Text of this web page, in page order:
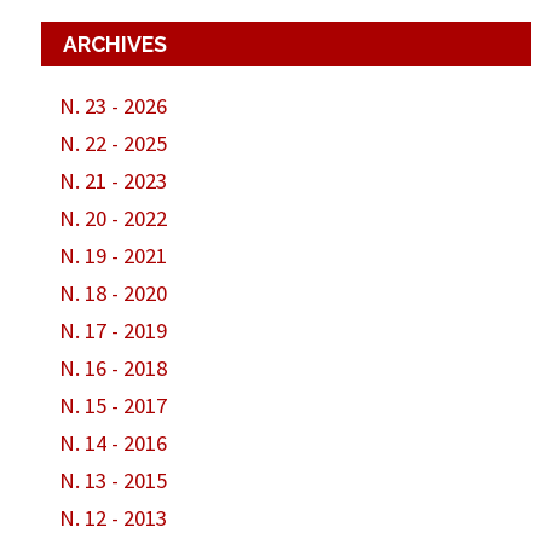
ARCHIVES
N. 23 - 2026
N. 22 - 2025
N. 21 - 2023
N. 20 - 2022
N. 19 - 2021
N. 18 - 2020
N. 17 - 2019
N. 16 - 2018
N. 15 - 2017
N. 14 - 2016
N. 13 - 2015
N. 12 - 2013